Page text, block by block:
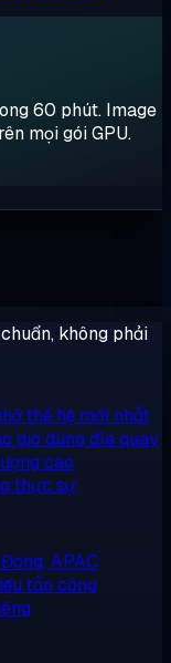
60 phút. Image
mọi gói GPU.
không phải
thế hệ mới nhất
giờ dùng đĩa quay
cao
thực sự
APAC
tấn công